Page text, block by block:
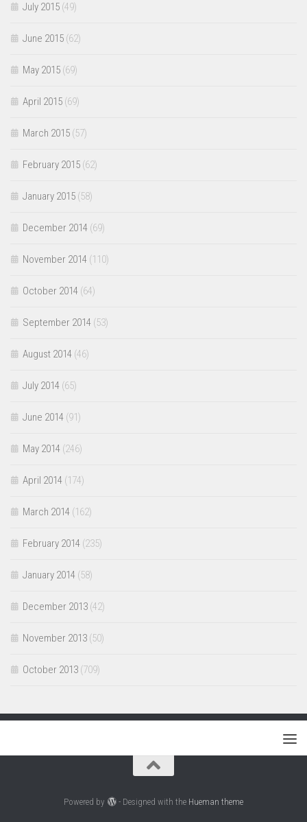
July 2015 (49)
June 2015 (62)
May 2015 (69)
April 2015 (69)
March 2015 (57)
February 2015 (62)
January 2015 (58)
December 2014 (69)
November 2014 (110)
October 2014 (64)
September 2014 (53)
August 2014 (46)
July 2014 (65)
June 2014 (91)
May 2014 (246)
April 2014 (174)
March 2014 (162)
February 2014 (235)
January 2014 (58)
December 2013 (42)
November 2013 (50)
October 2013 (709)
Powered by - Designed with the Hueman theme